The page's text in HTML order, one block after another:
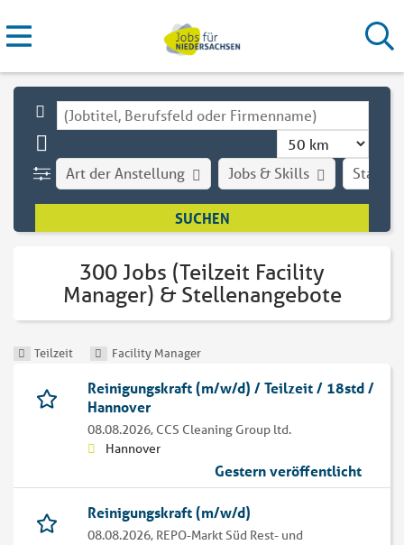
Stadt
Art der Anstellung Jobs & Skills
300 Jobs (Teilzeit Facility
Manager) & Stellenangebote
Teilzeit Facility Manager
Reinigungskraft (m/w/d) / Teilzeit / 18std /
Hannover
08.08.2026, CCS Cleaning Group ltd.
Hannover
Gestern veröffentlicht
Reinigungskraft (m/w/d)
08.08.2026, REPO-Markt Süd Rest- und